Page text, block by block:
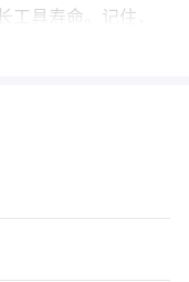
工具寿命。记住，